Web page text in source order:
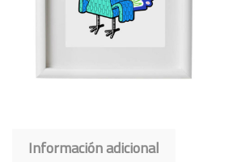
Información adicional